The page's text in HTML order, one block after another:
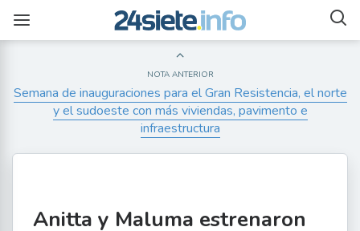
NOTA ANTERIOR
Semana de inauguraciones para el Gran Resistencia, el norte
y el sudoeste con más viviendas, pavimento e
infraestructura
Anitta y Maluma estrenaron